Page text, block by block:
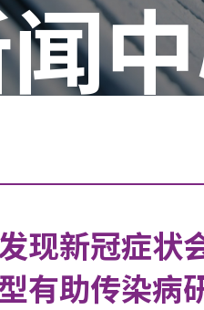
现新冠症状
有助传染病